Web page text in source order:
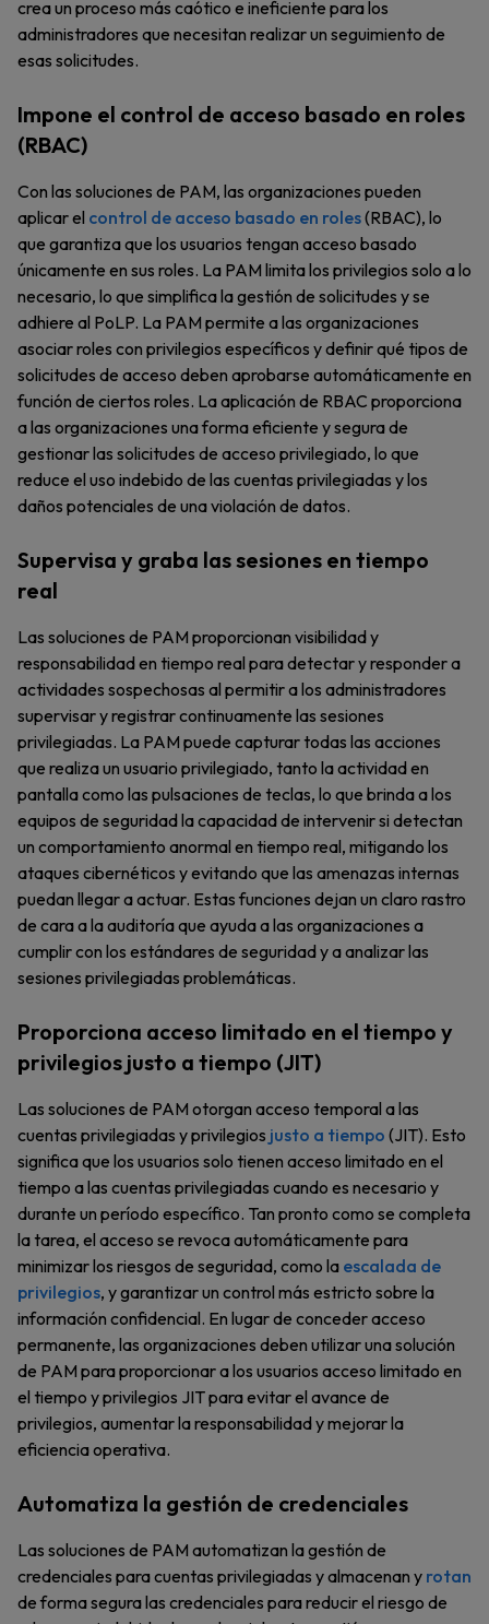
crea un proceso más caótico e ineficiente para los
administradores que necesitan realizar un seguimiento de
esas solicitudes.
Impone el control de acceso basado en roles
(RBAC)
Con las soluciones de PAM, las organizaciones pueden
aplicar el control de acceso basado en roles(RBAC), lo
que garantiza que los usuarios tengan acceso basado
únicamente en sus roles. La PAM limita los privilegios solo a lo
necesario, lo que simplifica la gestión de solicitudes y se
adhiere al PoLP. La PAM permite a las organizaciones
asociar roles con privilegios específicos y definir qué tipos de
solicitudes de acceso deben aprobarse automáticamente en
función de ciertos roles. La aplicación de RBAC proporciona
a las organizaciones una forma eficiente y segura de
gestionar las solicitudes de acceso privilegiado, lo que
reduce el uso indebido de las cuentas privilegiadas y los
daños potenciales de una violación de datos.
Supervisa y graba las sesiones en tiempo
real
Las soluciones de PAM proporcionan visibilidad y
responsabilidad en tiempo real para detectar y responder a
actividades sospechosas al permitir a los administradores
supervisar y registrar continuamente las sesiones
privilegiadas. La PAM puede capturar todas las acciones
que realiza un usuario privilegiado, tanto la actividad en
pantalla como las pulsaciones de teclas, lo que brinda a los
equipos de seguridad la capacidad de intervenir si detectan
un comportamiento anormal en tiempo real, mitigando los
ataques cibernéticos y evitando que las amenazas internas
puedan llegar a actuar. Estas funciones dejan un claro rastro
de cara a la auditoría que ayuda a las organizaciones a
cumplir con los estándares de seguridad y a analizar las
sesiones privilegiadas problemáticas.
Proporciona acceso limitado en el tiempo y
privilegios justo a tiempo (JIT)
Las soluciones de PAM otorgan acceso temporal a las
cuentas privilegiadas y privilegios justo a tiempo (JIT). Esto
significa que los usuarios solo tienen acceso limitado en el
tiempo a las cuentas privilegiadas cuando es necesario y
durante un período específico. Tan pronto como se completa
la tarea, el acceso se revoca automáticamente para
minimizar los riesgos de seguridad, como la escalada de
privilegios, y garantizar un control más estricto sobre la
información confidencial. En lugar de conceder acceso
permanente, las organizaciones deben utilizar una solución
de PAM para proporcionar a los usuarios acceso limitado en
el tiempo y privilegios JIT para evitar el avance de
privilegios, aumentar la responsabilidad y mejorar la
eficiencia operativa.
Automatiza la gestión de credenciales
Las soluciones de PAM automatizan la gestión de
credenciales para cuentas privilegiadas y almacenan y rotan
de forma segura las credenciales para reducir el riesgo de